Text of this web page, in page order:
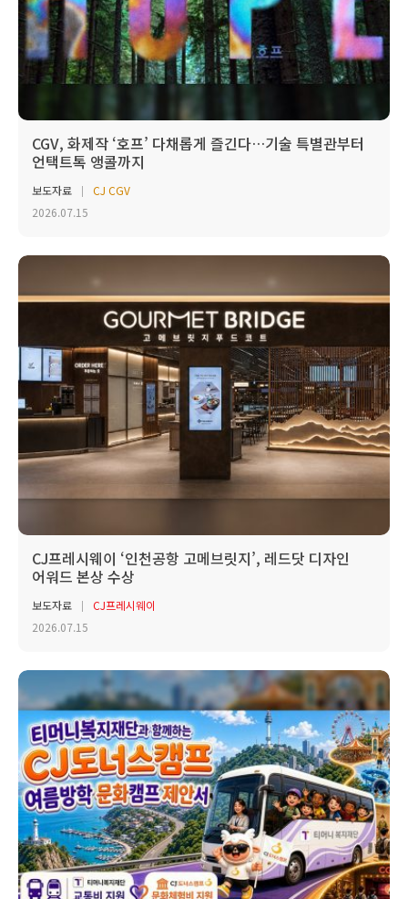
CGV, 화제작 ‘호프’ 다채롭게 즐긴다…기술 특별관부터
언택트톡 앵콜까지
보도자료
CJ CGV
2026.07.15
CJ프레시웨이 ‘인천공항 고메브릿지’, 레드닷 디자인
어워드 본상 수상
보도자료
CJ프레시웨이
2026.07.15